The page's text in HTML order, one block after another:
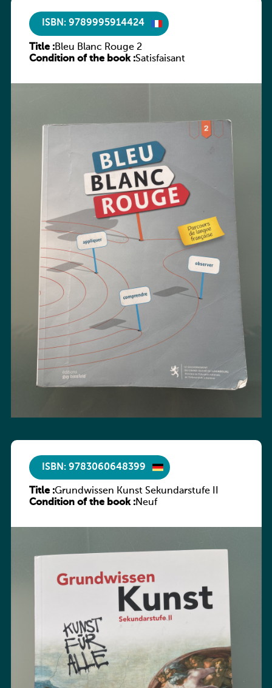
ISBN: 9789995914424
Title :Bleu Blanc Rouge 2
Condition of the book :Satisfaisant
ISBN: 9783060648399
Title :Grundwissen Kunst Sekundarstufe II
Condition of the book :Neuf